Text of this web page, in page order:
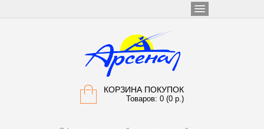
КОРЗИНА ПОКУПОК
Товаров: 0 (0 р.)